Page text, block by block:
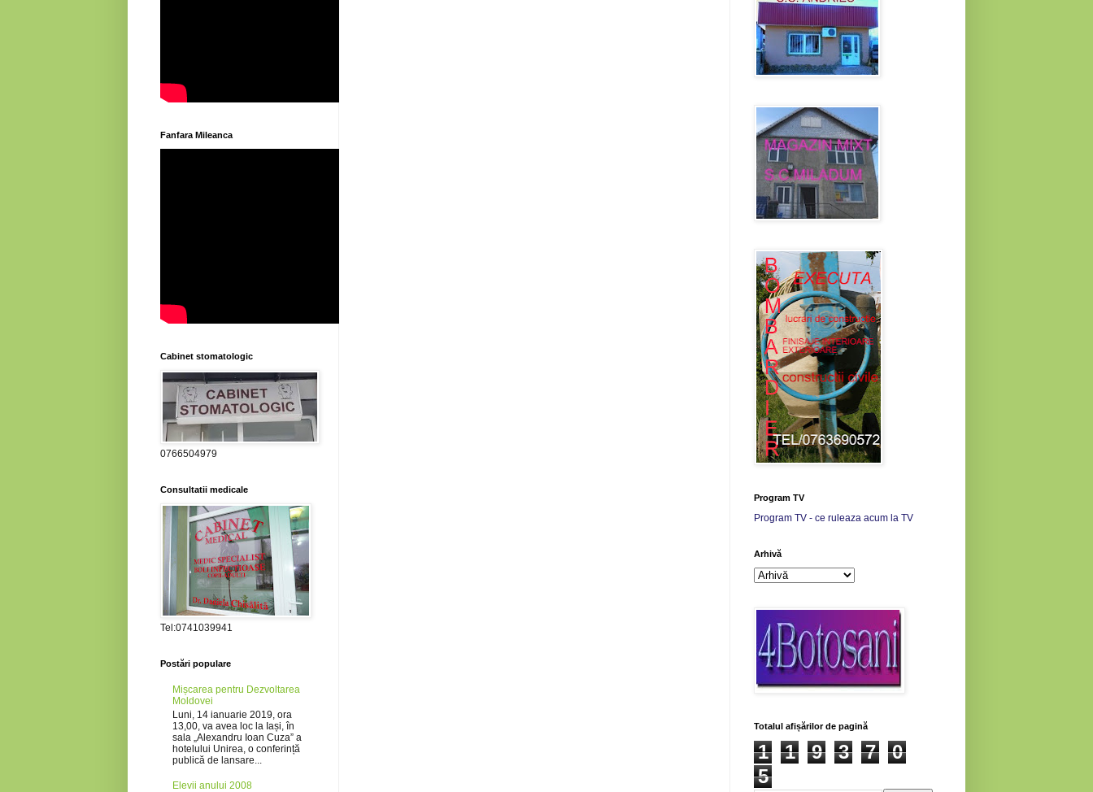
Fanfara Mileanca
Cabinet stomatologic
0766504979
Consultatii medicale
Tel:0741039941
Postări populare
Mișcarea pentru Dezvoltarea
Moldovei
Luni, 14 ianuarie 2019, ora
13,00, va avea loc la Iași, în
sala „Alexandru Ioan Cuza” a
hotelului Unirea, o conferință
publică de lansare...
Elevii anului 2008
Program TV
Program TV - ce ruleaza acum la TV
Arhivă
Totalul afișărilor de pagină
1 1 9 3 7
0
5